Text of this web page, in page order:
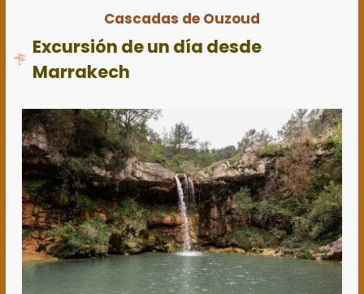
Cascadas de Ouzoud
Excursión de un día desde
Marrakech